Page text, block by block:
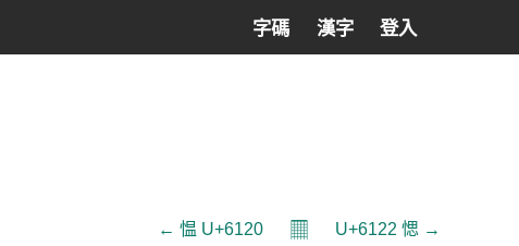
字碼 漢字 登入
← 愠 U+6120 𝄜 U+6122 愢 →